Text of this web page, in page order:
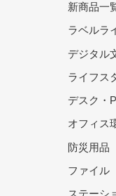
新商品一
ラベルラ
デジタル
ライフス
デスク・
オフィス
防災用品
ファイル
ステーシ